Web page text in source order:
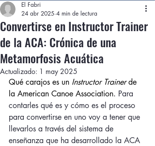
Convertirse en Instructor Trainer
de la ACA: Crónica de una
Metamorfosis Acuática
El Fabri
24 abr 2025 4 min de lectura
Actualizado: 1 may 2025
Qué carajos es un Instructor Trainer de
la American Canoe Association. Para
contarles qué es y cómo es el proceso
para convertirse en uno voy a tener que
llevarlos a través del sistema de
enseñanza que ha desarrollado la ACA